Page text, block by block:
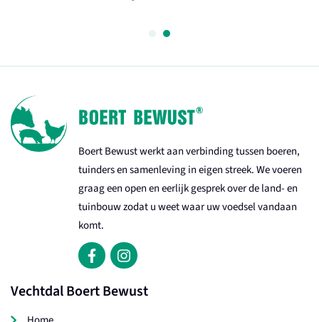
Boert Bewust werkt aan verbinding tussen boeren,
tuinders en samenleving in eigen streek. We voeren
graag een open en eerlijk gesprek over de land- en
tuinbouw zodat u weet waar uw voedsel vandaan
komt.
Vechtdal Boert Bewust